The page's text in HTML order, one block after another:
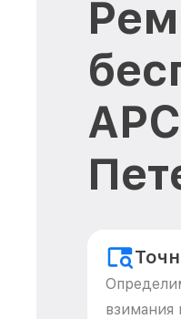
взимания